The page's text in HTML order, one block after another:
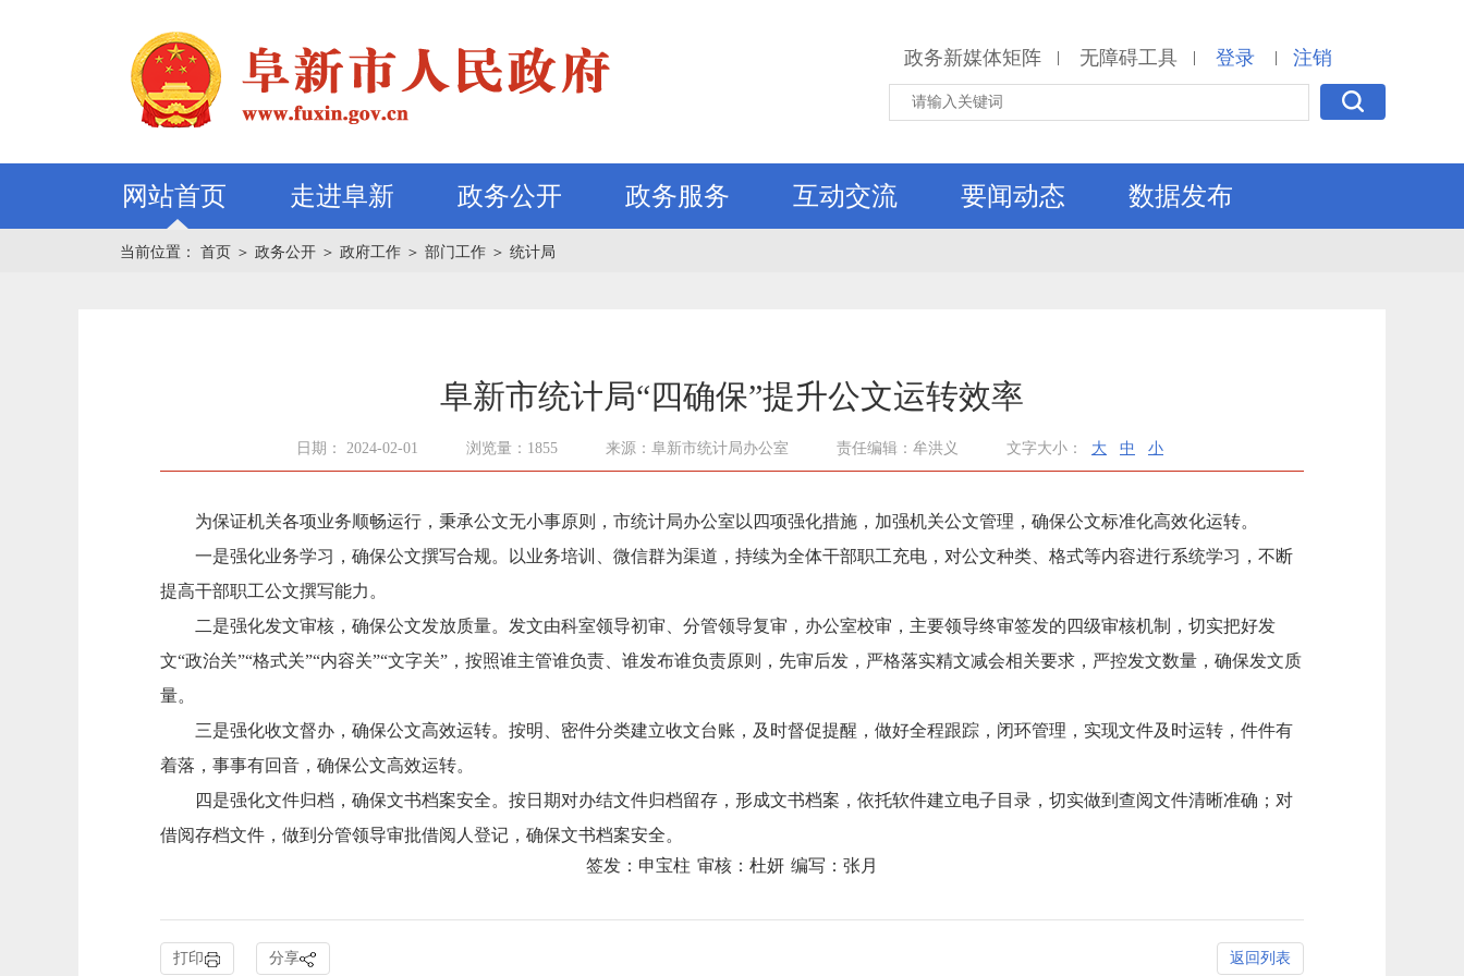
政务新媒体矩阵 | 无障碍工具 | 登录 | 注销
网站首页 走进阜新 政务公开 政务服务 互动交流 要闻动态 数据发布
当前位置： 首页 ＞ 政务公开 ＞ 政府工作 ＞ 部门工作 ＞ 统计局
阜新市统计局“四确保”提升公文运转效率
日期： 2024-02-01 浏览量：1855 来源：阜新市统计局办公室 责任编辑：牟洪义 文字大小： 大 中 小
为保证机关各项业务顺畅运行，秉承公文无小事原则，市统计局办公室以四项强化措施，加强机关公文管理，确保公文标准化高效化运转。
一是强化业务学习，确保公文撰写合规。
以业务培训、微信群为渠道，持续为全体干部职工充电，对公文种类、格式等内容进行系统学习，不断
提高干部职工公文撰写能力。
二是强化发文审核，确保公文发放质量。 发文由科室领导初审、分管领导复审，办公室校审，主要领导终审签发的四级审核机制，切实把好发
文“政治关”“格式关”“内容关”“文字关”，按照谁主管谁负责、谁发布谁负责原则，先审后发，严格落实精文减会相关要求，严控发文数量，确保发文质
量。
三是强化收文督办，确保公文高效运转。 按明、密件分类建立收文台账，及时督促提醒，做好全程跟踪，闭环管理，实现文件及时运转，件件有
着落，事事有回音，确保公文高效运转。
四是强化文件归档，确保文书档案安全。 按日期对办结文件归档留存，形成文书档案，依托软件建立电子目录，切实做到查阅文件清晰准确；对
借阅存档文件，做到分管领导审批借阅人登记，确保文书档案安全。
签发：申宝柱 审核：杜妍 编写：张月
打印 分享 返回列表